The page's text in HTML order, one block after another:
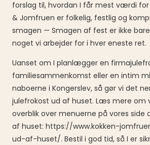
forslag til, hvordan I får mest værdi for
& Jomfruen er folkelig, festlig og
smagen — Smagen af fest er ikke
noget vi arbejder for i hver eneste ret.
Uanset om I planlægger en
familiesammenkomst eller en intim
naboerne i Kongerslev, så gør vi det
julefrokost ud af huset. Læs mere om
overblik over menuerne på vores side
af huset: https://www.kokken-
ud-af-huset/. Bestil i god tid, så I er